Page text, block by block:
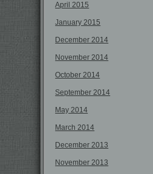
April 2015
January 2015
December 2014
November 2014
October 2014
September 2014
May 2014
March 2014
December 2013
November 2013